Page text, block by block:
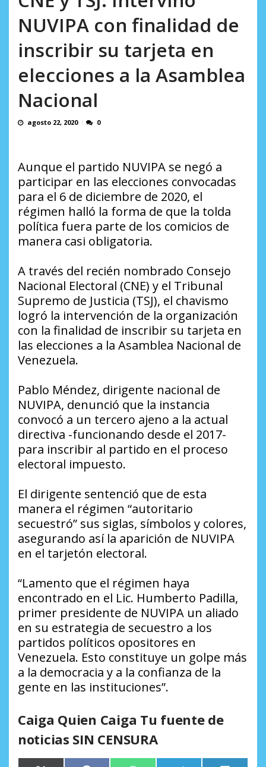
NUVIPA con finalidad de
inscribir su tarjeta en
elecciones a la Asamblea
Nacional
agosto 22, 2020 0
Aunque el partido NUVIPA se negó a
participar en las elecciones convocadas
para el 6 de diciembre de 2020, el
régimen halló la forma de que la tolda
política fuera parte de los comicios de
manera casi obligatoria.
A través del recién nombrado Consejo
Nacional Electoral (CNE) y el Tribunal
Supremo de Justicia (TSJ), el chavismo
logró la intervención de la organización
con la finalidad de inscribir su tarjeta en
las elecciones a la Asamblea Nacional de
Venezuela.
Pablo Méndez, dirigente nacional de
NUVIPA, denunció que la instancia
convocó a un tercero ajeno a la actual
directiva -funcionando desde el 2017-
para inscribir al partido en el proceso
electoral impuesto.
El dirigente sentenció que de esta
manera el régimen “autoritario
secuestró” sus siglas, símbolos y colores,
asegurando así la aparición de NUVIPA
en el tarjetón electoral.
“Lamento que el régimen haya
encontrado en el Lic. Humberto Padilla,
primer presidente de NUVIPA un aliado
en su estrategia de secuestro a los
partidos políticos opositores en
Venezuela. Esto constituye un golpe más
a la democracia y a la confianza de la
gente en las instituciones”.
Caiga Quien Caiga Tu fuente de
noticias SIN CENSURA